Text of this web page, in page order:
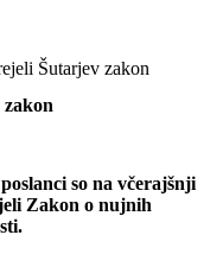
Šutarjev zakon
so na včerajšnji
Zakon o nujnih